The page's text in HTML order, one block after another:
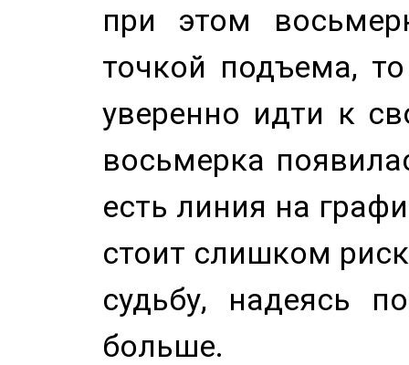
при этом
точкой подъема,
уверенно идти к
восьмерка
есть линия на
стоит слишком
судьбу, надеясь
больше.